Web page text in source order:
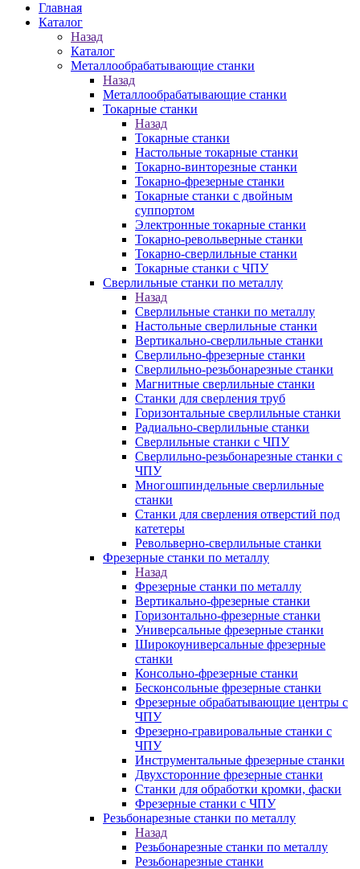
Главная
Каталог
Назад
Каталог
Металлообрабатывающие станки
Назад
Металлообрабатывающие станки
Токарные станки
Назад
Токарные станки
Настольные токарные станки
Токарно-винторезные станки
Токарно-фрезерные станки
Токарные станки с двойным
суппортом
Электронные токарные станки
Токарно-револьверные станки
Токарно-сверлильные станки
Токарные станки с ЧПУ
Сверлильные станки по металлу
Назад
Сверлильные станки по металлу
Настольные сверлильные станки
Вертикально-сверлильные станки
Сверлильно-фрезерные станки
Сверлильно-резьбонарезные станки
Магнитные сверлильные станки
Станки для сверления труб
Горизонтальные сверлильные станки
Радиально-сверлильные станки
Сверлильные станки с ЧПУ
Сверлильно-резьбонарезные станки с
ЧПУ
Многошпиндельные сверлильные
станки
Станки для сверления отверстий под
катетеры
Револьверно-сверлильные станки
Фрезерные станки по металлу
Назад
Фрезерные станки по металлу
Вертикально-фрезерные станки
Горизонтально-фрезерные станки
Универсальные фрезерные станки
Широкоуниверсальные фрезерные
станки
Консольно-фрезерные станки
Бесконсольные фрезерные станки
Фрезерные обрабатывающие центры с
ЧПУ
Фрезерно-гравировальные станки с
ЧПУ
Инструментальные фрезерные станки
Двухсторонние фрезерные станки
Станки для обработки кромки, фаски
Фрезерные станки с ЧПУ
Резьбонарезные станки по металлу
Назад
Резьбонарезные станки по металлу
Резьбонарезные станки